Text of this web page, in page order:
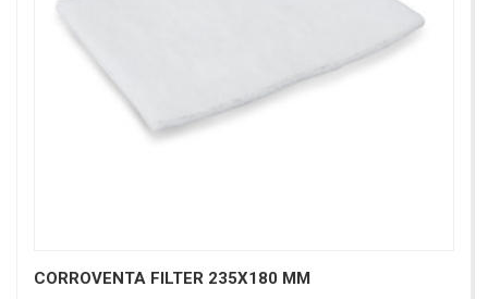
CORROVENTA FILTER 235X180 MM